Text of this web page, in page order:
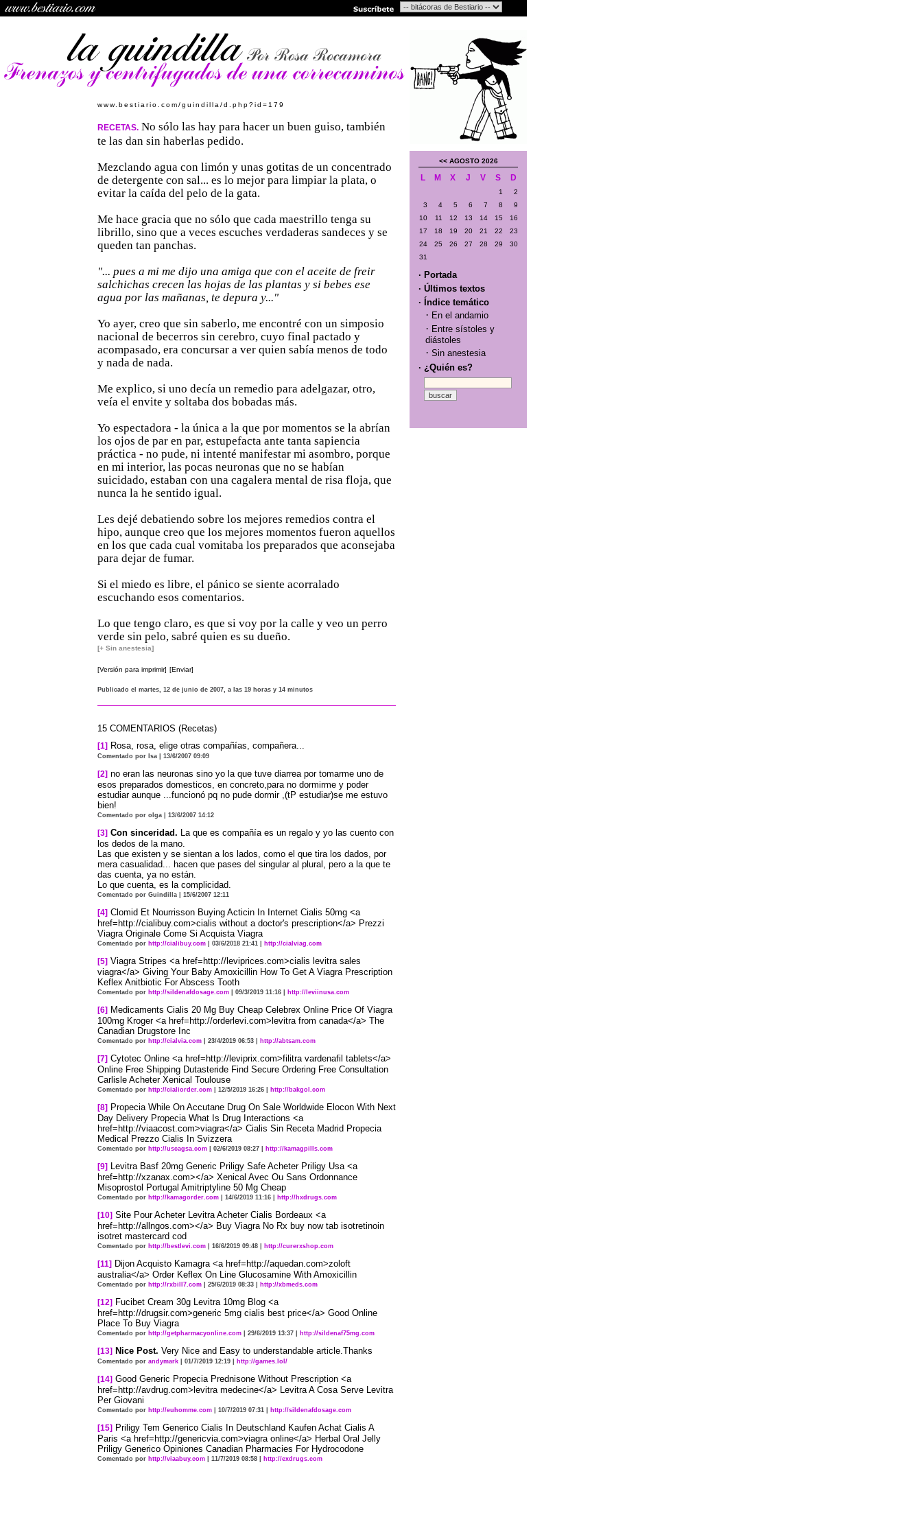
www.bestiario.com/guindilla/d.php?id=179
RECETAS. No sólo las hay para hacer un buen guiso, también
te las dan sin haberlas pedido.
Mezclando agua con limón y unas gotitas de un concentrado
de detergente con sal... es lo mejor para limpiar la plata, o
evitar la caída del pelo de la gata.
Me hace gracia que no sólo que cada maestrillo tenga su
librillo, sino que a veces escuches verdaderas sandeces y se
queden tan panchas.
"... pues a mi me dijo una amiga que con el aceite de freir
salchichas crecen las hojas de las plantas y si bebes ese
agua por las mañanas, te depura y..."
Yo ayer, creo que sin saberlo, me encontré con un simposio
nacional de becerros sin cerebro, cuyo final pactado y
acompasado, era concursar a ver quien sabía menos de todo
y nada de nada.
Me explico, si uno decía un remedio para adelgazar, otro,
veía el envite y soltaba dos bobadas más.
Yo espectadora - la única a la que por momentos se la abrían
los ojos de par en par, estupefacta ante tanta sapiencia
práctica - no pude, ni intenté manifestar mi asombro, porque
en mi interior, las pocas neuronas que no se habían
suicidado, estaban con una cagalera mental de risa floja, que
nunca la he sentido igual.
Les dejé debatiendo sobre los mejores remedios contra el
hipo, aunque creo que los mejores momentos fueron aquellos
en los que cada cual vomitaba los preparados que aconsejaba
para dejar de fumar.
Si el miedo es libre, el pánico se siente acorralado
escuchando esos comentarios.
Lo que tengo claro, es que si voy por la calle y veo un perro
verde sin pelo, sabré quien es su dueño.
[+ Sin anestesia]
[Versión para imprimir] [Enviar]
Publicado el martes, 12 de junio de 2007, a las 19 horas y 14 minutos
15 COMENTARIOS (Recetas)
[1] Rosa, rosa, elige otras compañías, compañera...
Comentado por Isa | 13/6/2007 09:09
[2] no eran las neuronas sino yo la que tuve diarrea por tomarme uno de
esos preparados domesticos, en concreto,para no dormirme y poder
estudiar aunque ...funcionó pq no pude dormir ,(tP estudiar)se me estuvo
bien!
Comentado por olga | 13/6/2007 14:12
[3] Con sinceridad. La que es compañía es un regalo y yo las cuento con
los dedos de la mano.
Las que existen y se sientan a los lados, como el que tira los dados, por
mera casualidad... hacen que pases del singular al plural, pero a la que te
das cuenta, ya no están.
Lo que cuenta, es la complicidad.
Comentado por Guindilla | 15/6/2007 12:11
[4] Clomid Et Nourrisson Buying Acticin In Internet Cialis 50mg <a
href=http://cialibuy.com>cialis without a doctor's prescription</a> Prezzi
Viagra Originale Come Si Acquista Viagra
Comentado por http://cialibuy.com | 03/6/2018 21:41 | http://cialviag.com
[5] Viagra Stripes <a href=http://leviprices.com>cialis levitra sales
viagra</a> Giving Your Baby Amoxicillin How To Get A Viagra Prescription
Keflex Anitbiotic For Abscess Tooth
Comentado por http://sildenafdosage.com | 09/3/2019 11:16 | http://leviinusa.com
[6] Medicaments Cialis 20 Mg Buy Cheap Celebrex Online Price Of Viagra
100mg Kroger <a href=http://orderlevi.com>levitra from canada</a> The
Canadian Drugstore Inc
Comentado por http://cialvia.com | 23/4/2019 06:53 | http://abtsam.com
[7] Cytotec Online <a href=http://leviprix.com>filitra vardenafil tablets</a>
Online Free Shipping Dutasteride Find Secure Ordering Free Consultation
Carlisle Acheter Xenical Toulouse
Comentado por http://cialiorder.com | 12/5/2019 16:26 | http://bakgol.com
[8] Propecia While On Accutane Drug On Sale Worldwide Elocon With Next
Day Delivery Propecia What Is Drug Interactions <a
href=http://viaacost.com>viagra</a> Cialis Sin Receta Madrid Propecia
Medical Prezzo Cialis In Svizzera
Comentado por http://uscagsa.com | 02/6/2019 08:27 | http://kamagpills.com
[9] Levitra Basf 20mg Generic Priligy Safe Acheter Priligy Usa <a
href=http://xzanax.com></a> Xenical Avec Ou Sans Ordonnance
Misoprostol Portugal Amitriptyline 50 Mg Cheap
Comentado por http://kamagorder.com | 14/6/2019 11:16 | http://hxdrugs.com
[10] Site Pour Acheter Levitra Acheter Cialis Bordeaux <a
href=http://allngos.com></a> Buy Viagra No Rx buy now tab isotretinoin
isotret mastercard cod
Comentado por http://bestlevi.com | 16/6/2019 09:48 | http://curerxshop.com
[11] Dijon Acquisto Kamagra <a href=http://aquedan.com>zoloft
australia</a> Order Keflex On Line Glucosamine With Amoxicillin
Comentado por http://rxbill7.com | 25/6/2019 08:33 | http://xbmeds.com
[12] Fucibet Cream 30g Levitra 10mg Blog <a
href=http://drugsir.com>generic 5mg cialis best price</a> Good Online
Place To Buy Viagra
Comentado por http://getpharmacyonline.com | 29/6/2019 13:37 | http://sildenaf75mg.com
[13] Nice Post. Very Nice and Easy to understandable article.Thanks
Comentado por andymark | 01/7/2019 12:19 | http://games.lol/
[14] Good Generic Propecia Prednisone Without Prescription <a
href=http://avdrug.com>levitra medecine</a> Levitra A Cosa Serve Levitra
Per Giovani
Comentado por http://euhomme.com | 10/7/2019 07:31 | http://sildenafdosage.com
[15] Priligy Tem Generico Cialis In Deutschland Kaufen Achat Cialis A
Paris <a href=http://genericvia.com>viagra online</a> Herbal Oral Jelly
Priligy Generico Opiniones Canadian Pharmacies For Hydrocodone
Comentado por http://viaabuy.com | 11/7/2019 08:58 | http://exdrugs.com
<< AGOSTO 2026
L M X J V S D
1
2
3
4 5 6 7 8
9
10
11 12 13 14 15
16
17
18 19 20 21 22
23
24
25 26 27 28 29
30
31
· Portada
· Últimos textos
· Índice temático
· En el andamio
· Entre sístoles y
diástoles
· Sin anestesia
· ¿Quién es?